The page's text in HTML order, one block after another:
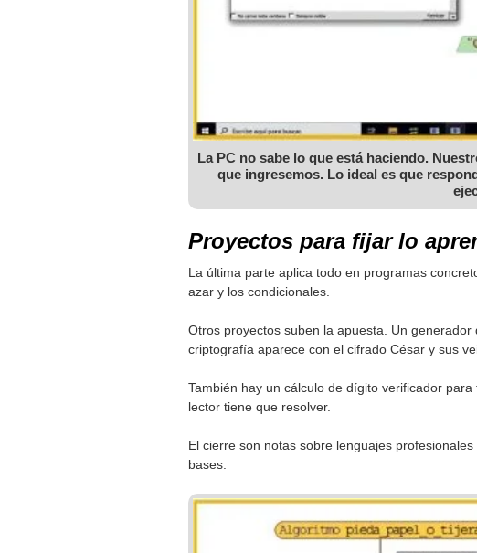
La PC no sabe lo que está haciendo.
que ingresemos. Lo ideal es que
Proyectos para fijar lo
La última parte aplica todo en programas
azar y los condicionales.
Otros proyectos suben la apuesta. Un
criptografía aparece con el cifrado César y sus
También hay un cálculo de dígito verificador
lector tiene que resolver.
El cierre son notas sobre lenguajes
bases.